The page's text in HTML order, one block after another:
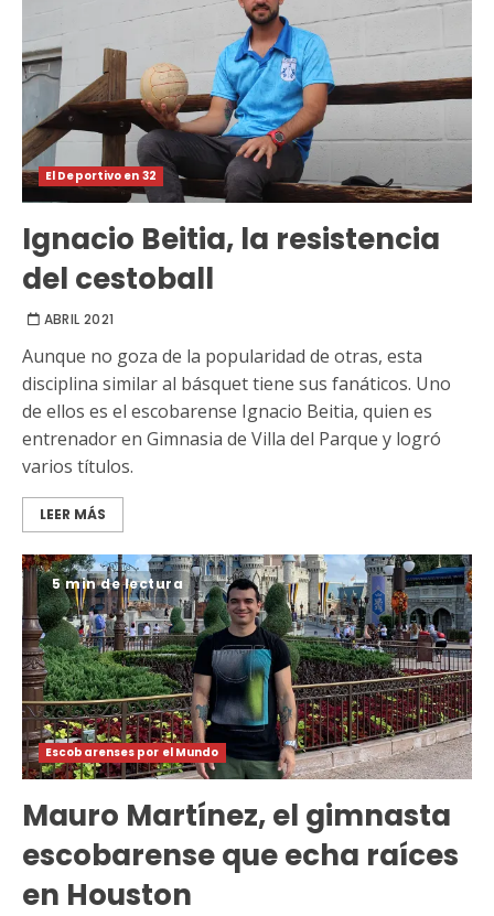
El Deportivo en 32
Ignacio Beitia, la resistencia
del cestoball
ABRIL 2021
Aunque no goza de la popularidad de otras, esta
disciplina similar al básquet tiene sus fanáticos. Uno
de ellos es el escobarense Ignacio Beitia, quien es
entrenador en Gimnasia de Villa del Parque y logró
varios títulos.
LEER MÁS
5 min de lectura
Escobarenses por el Mundo
Mauro Martínez, el gimnasta
escobarense que echa raíces
en Houston